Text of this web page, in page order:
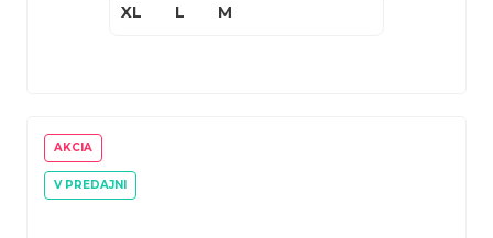
XL L M
AKCIA
V PREDAJNI